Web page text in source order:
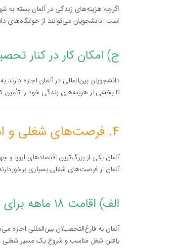
اگرچه هزینه‌های زندگی در آلمان بسته به
است. دانشجویان می‌توانند از خوابگاه‌های
ج) امکان کار در کنار
تا بخشی از هزینه‌های زندگی خود را تأمین
۴. فرصت‌های شغلی و امکان اقامت پس از فارغ‌التحصیلی
آلمان یکی از بزرگ‌ترین اقتصادهای اروپا
آلمان از فرصت‌های شغلی بسیاری
الف) اقامت ۱۸ ماهه برای جستجوی کار
یافتن شغل مناسب و شروع یک مسیر شغلی